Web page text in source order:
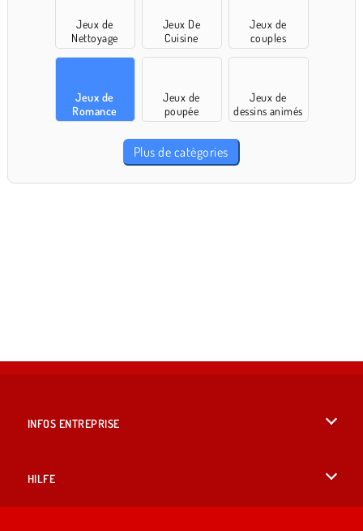
Jeux de
Nettoyage
Jeux De
Cuisine
Jeux de
couples
Jeux de
Romance
Jeux de
poupée
Jeux de
dessins animés
Plus de catégories
INFOS ENTREPRISE
HILFE